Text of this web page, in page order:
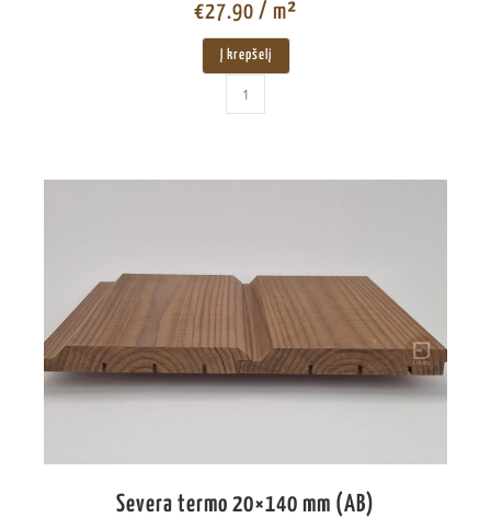
€27.90 / m²
Į krepšelį
Severa termo 20×140 mm (AB)